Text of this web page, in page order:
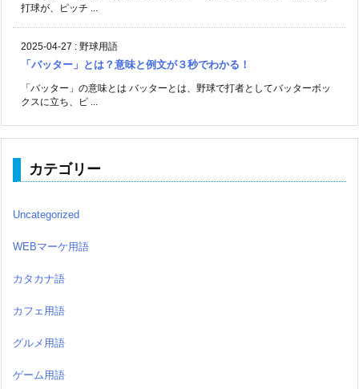
打球が、ピッチ ...
2025-04-27 : 野球用語
「バッター」とは？意味と例文が３秒でわかる！
「バッター」の意味とは バッターとは、野球で打者としてバッターボッ
クスに立ち、ピ ...
カテゴリー
Uncategorized
WEBマーケ用語
カタカナ語
カフェ用語
グルメ用語
ゲーム用語